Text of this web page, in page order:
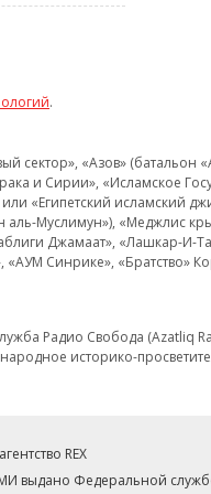
.
«Азов» (батальон
и Сирии», «Исламское
«Египетский исламский
Муслимун»), «Меджлис
Джамаат», «Лашкар-И-
Синрике», «Братство»
Радио Свобода (Azatliq
историко-
REX
выдано Федеральной